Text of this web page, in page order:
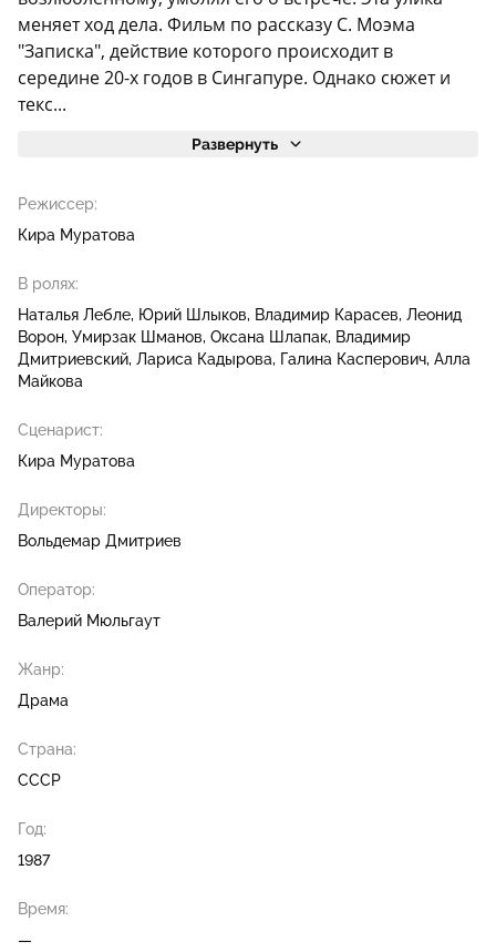
меняет ход дела. Фильм по рассказу С. Моэма
"Записка", действие которого происходит в
середине 20-х годов в Сингапуре. Однако сюжет и
текс...
Развернуть
Режиссер:
Кира Муратова
В ролях:
Наталья Лебле Юрий Шлыков Владимир Карасев Леонид
Ворон Умирзак Шманов Оксана Шлапак Владимир
Дмитриевский Лариса Кадырова Галина Касперович Алла
Майкова
Сценарист:
Кира Муратова
Директоры:
Вольдемар Дмитриев
Оператор:
Валерий Мюльгаут
Жанр:
Драма
Страна:
СССР
Год:
1987
Время:
—